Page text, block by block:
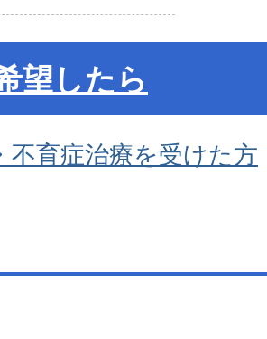
望したら
不育症治療を受けた方